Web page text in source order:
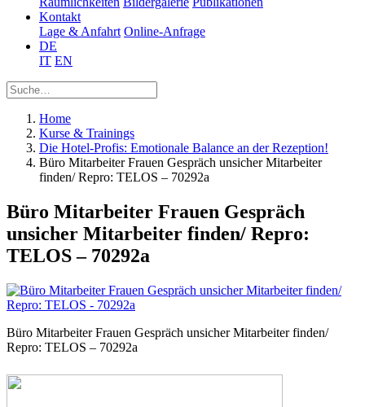
Kontakt
Lage & Anfahrt Online-Anfrage
DE
IT EN
Home
Kurse & Trainings
Die Hotel-Profis: Emotionale Balance an der Rezeption!
Büro Mitarbeiter Frauen Gespräch unsicher Mitarbeiter
finden/ Repro: TELOS – 70292a
Büro Mitarbeiter Frauen Gespräch
unsicher Mitarbeiter finden/ Repro:
TELOS – 70292a
Büro Mitarbeiter Frauen Gespräch unsicher Mitarbeiter finden/
Repro: TELOS – 70292a